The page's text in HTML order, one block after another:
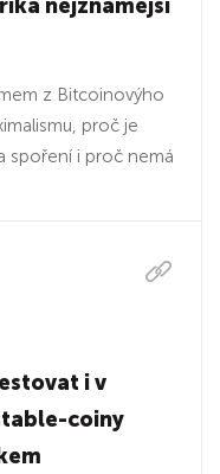
nejznámější
z Bitcoinovýho
proč je
spoření i proč nemá
i v
coiny